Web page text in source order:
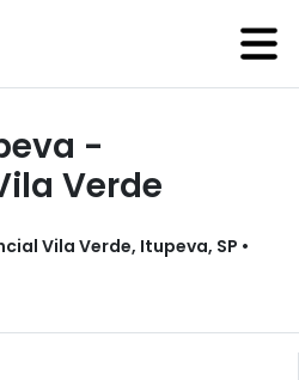
-
Verde
Vila Verde, Itupeva, SP •